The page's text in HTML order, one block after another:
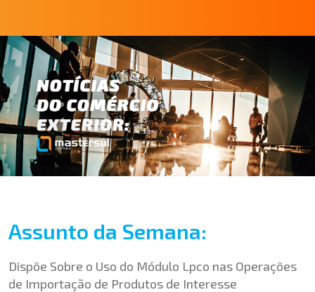
Assunto da Semana:
Dispõe Sobre o Uso do Módulo Lpco nas Operações
de Importação de Produtos de Interesse